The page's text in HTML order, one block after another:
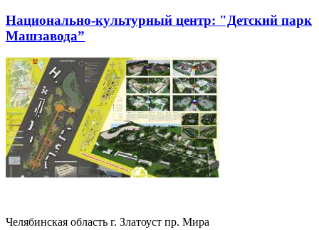
Национально-культурный центр: "Детский парк
Машзавода”
Челябинская область г. Златоуст пр. Мира